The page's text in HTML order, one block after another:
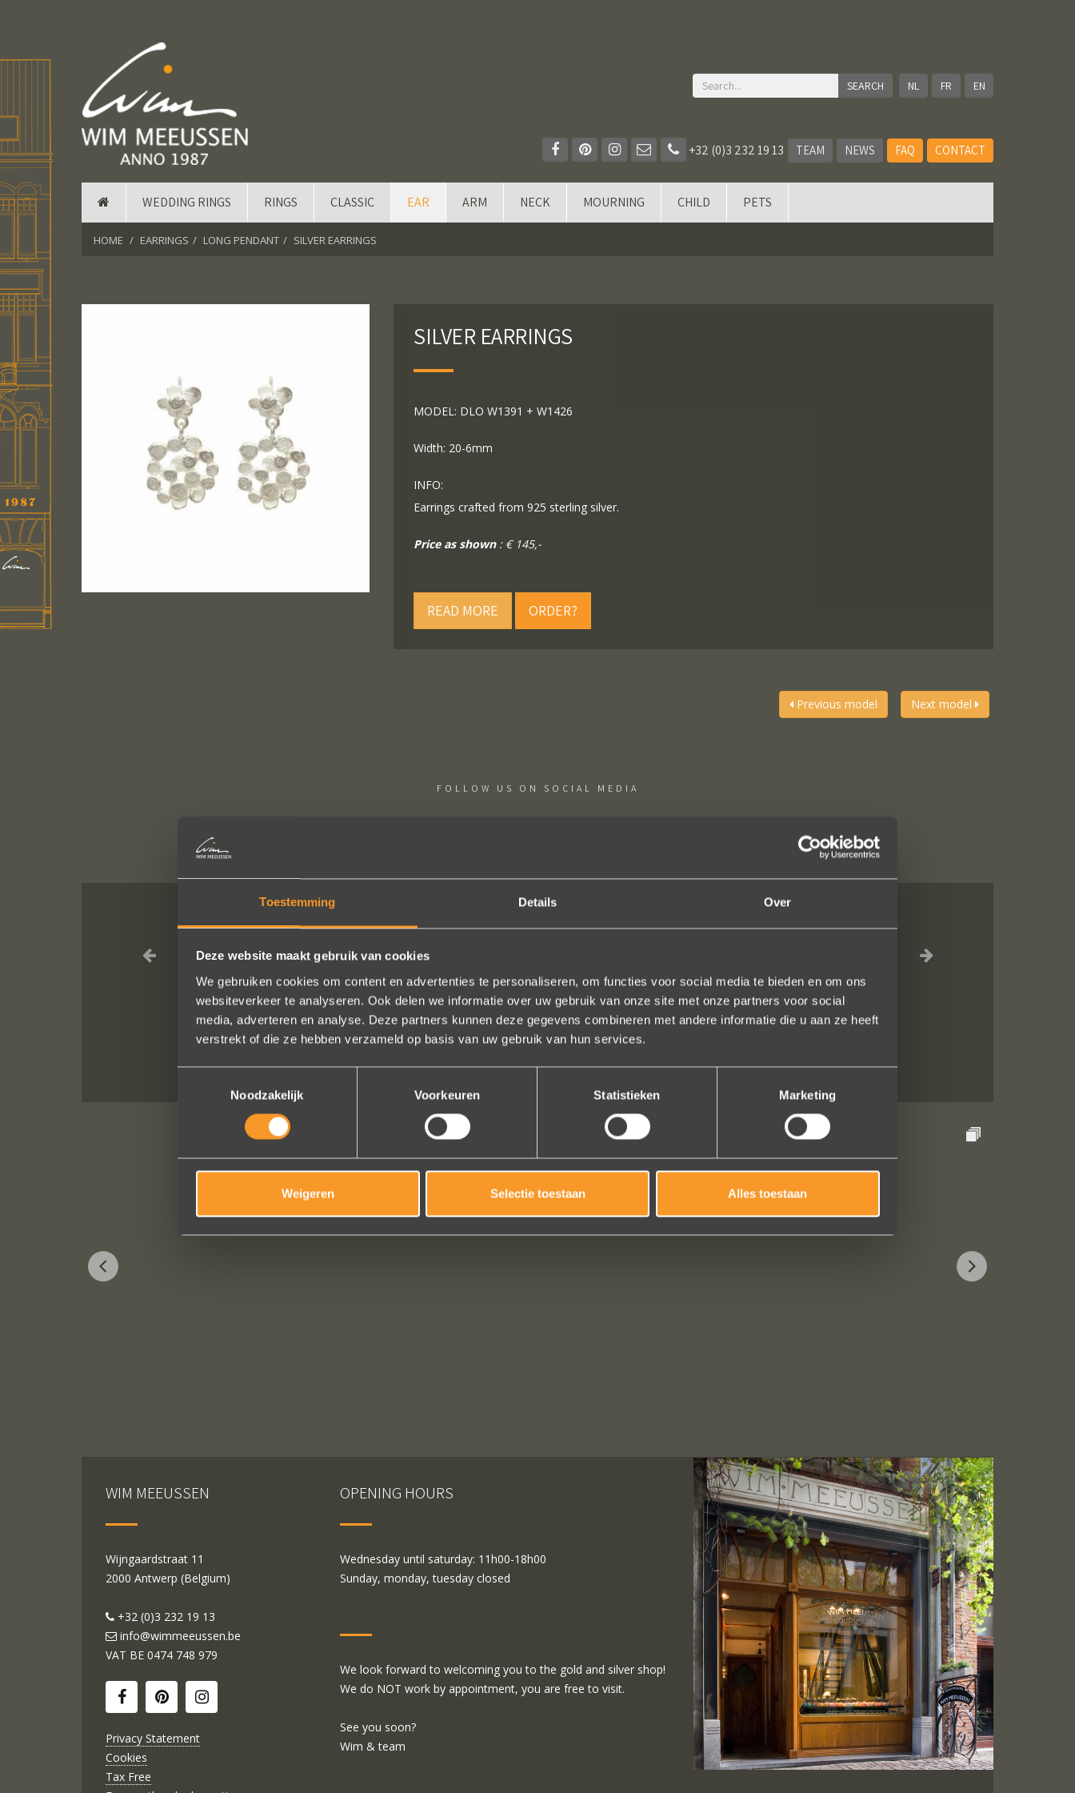
Toestemming Details Over
Deze website maakt gebruik van cookies
We gebruiken cookies om content en advertenties te personaliseren, om functies voor social media te bieden en om ons
websiteverkeer te analyseren. Ook delen we informatie over uw gebruik van onze site met onze partners voor social
media, adverteren en analyse. Deze partners kunnen deze gegevens combineren met andere informatie die u aan ze heeft
verstrekt of die ze hebben verzameld op basis van uw gebruik van hun services.
Noodzakelijk
Voorkeuren Statistieken Marketing
Weigeren Selectie toestaan Alles toestaan
NL FR EN
+32 (0)3 232 19 13 TEAM NEWS FAQ CONTACT
WEDDING RINGS RINGS CLASSIC EAR ARM NECK MOURNING CHILD PETS
HOME EARRINGS LONG PENDANT SILVER EARRINGS
SILVER EARRINGS
MODEL: DLO W1391 + W1426
Width: 20-6mm
INFO:
Earrings crafted from 925 sterling silver.
Price as shown: € 145,-
READ MORE ORDER?
Previous model Next model
FOLLOW US ON SOCIAL MEDIA
Wat een prachtige sieraden! Na mn trouwring heb ik nu aan mn andere hand ook een juweeltje. Zo
Marijn Melis
Bekijk al onze reviews
WIM MEEUSSEN
Wijngaardstraat 11
2000 Antwerp (Belgium)
+32 (0)3 232 19 13
info@wimmeeussen.be
VAT BE 0474 748 979
Privacy Statement
Cookies
Tax Free
OPENING HOURS
Wednesday until saturday: 11h00-18h00
Sunday, monday, tuesday closed
We look forward to welcoming you to the gold and silver shop!
We do NOT work by appointment, you are free to visit.
See you soon?
Wim & team